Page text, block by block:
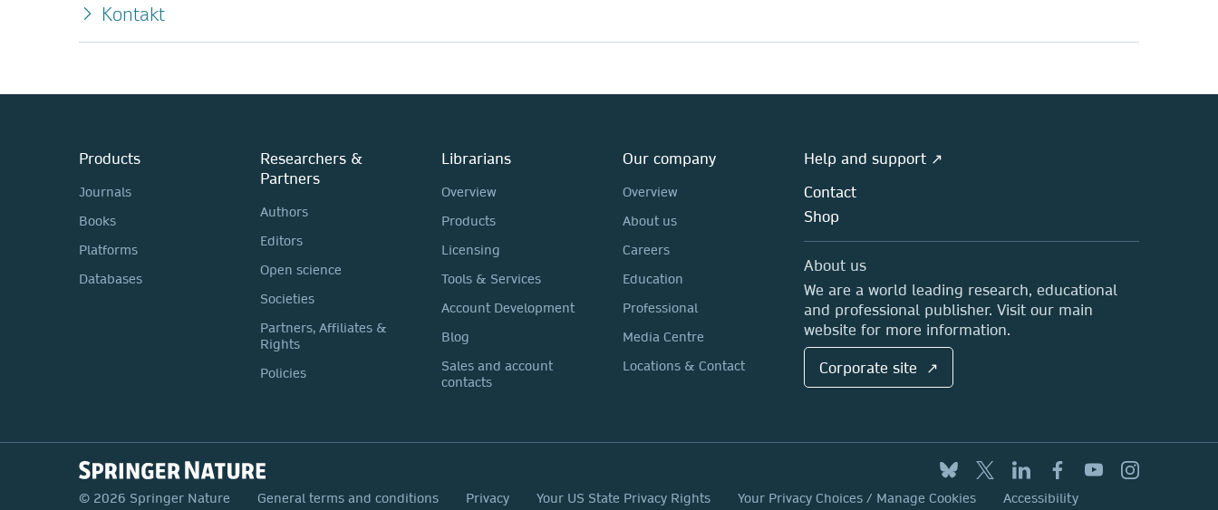
Kontakt
Products
Journals
Books
Platforms
Databases
Researchers &
Partners
Authors
Editors
Open science
Societies
Partners, Affiliates &
Rights
Policies
Librarians
Overview
Products
Licensing
Tools & Services
Account Development
Blog
Sales and account
contacts
Our company
Overview
About us
Careers
Education
Professional
Media Centre
Locations & Contact
Help and support ↗
Contact
Shop
About us
We are a world leading research, educational
and professional publisher. Visit our main
website for more information.
Corporate site ↗
© 2026 Springer Nature General terms and conditions Privacy Your US State Privacy Rights Your Privacy Choices / Manage Cookies Accessibility